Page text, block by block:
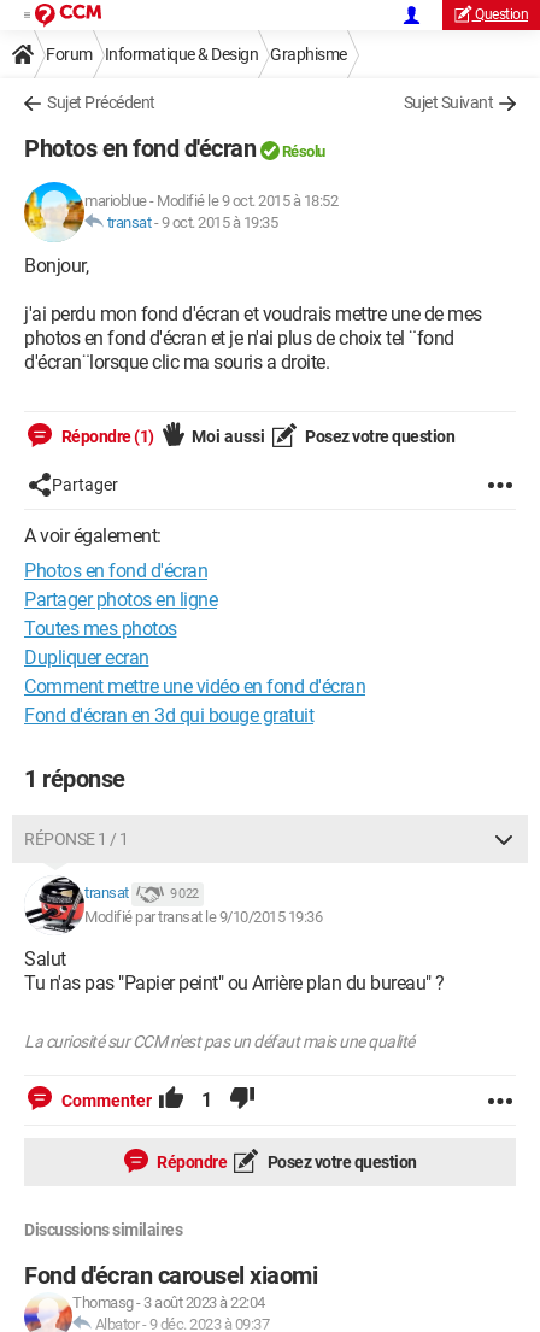
Question
Forum Informatique & Design Graphisme
Sujet Précédent Sujet Suivant
Photos en fond d'écran Résolu
marioblue- Modifié le 9 oct. 2015 à 18:52
transat-9 oct. 2015 à 19:35
Bonjour,
j'ai perdu mon fond d'écran et voudrais mettre une de mes
photos en fond d'écran et je n'ai plus de choix tel ¨fond
d'écran¨lorsque clic ma souris a droite.
Répondre (1) Moi aussi Posez votre question
Partager
A voir également:
Photos en fond d'écran
Partager photos en ligne
Toutes mes photos
Dupliquer ecran
Comment mettre une vidéo en fond d'écran
Fond d'écran en 3d qui bouge gratuit
1 réponse
RÉPONSE 1 / 1
transat 9 022
Modifié par transat le 9/10/2015 19:36
Salut
Tu n'as pas "Papier peint" ou Arrière plan du bureau" ?
La curiosité sur CCM n'est pas un défaut mais une qualité
Commenter 1
Répondre Posez votre question
Discussions similaires
Fond d'écran carousel xiaomi
Thomasg- 3 août 2023 à 22:04
Albator-9 déc. 2023 à 09:37